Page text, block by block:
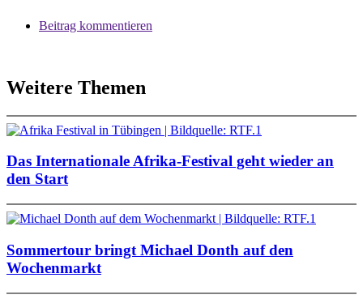
Beitrag kommentieren
Weitere Themen
Das Internationale Afrika-Festival geht wieder an
den Start
Sommertour bringt Michael Donth auf den
Wochenmarkt